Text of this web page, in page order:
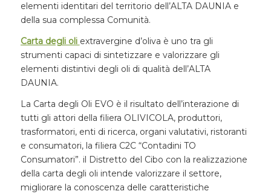
elementi identitari del territorio dell’ALTA DAUNIA e
della sua complessa Comunità.
Carta degli oli extravergine d’oliva è uno tra gli
strumenti capaci di sintetizzare e valorizzare gli
elementi distintivi degli oli di qualità dell’ALTA
DAUNIA.
La Carta degli Oli EVO è il risultato dell’interazione di
tutti gli attori della filiera OLIVICOLA, produttori,
trasformatori, enti di ricerca, organi valutativi, ristoranti
e consumatori, la filiera C2C “Contadini TO
Consumatori”. il Distretto del Cibo con la realizzazione
della carta degli oli intende valorizzare il settore,
migliorare la conoscenza delle caratteristiche